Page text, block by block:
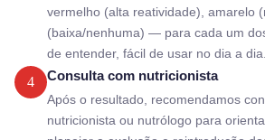
vermelho (alta reatividade), amarelo
(baixa/nenhuma) — para cada um
de entender, fácil de usar no dia a dia.
4 Consulta com nutricionista
Após o resultado, recomendamos
nutricionista ou nutrólogo para